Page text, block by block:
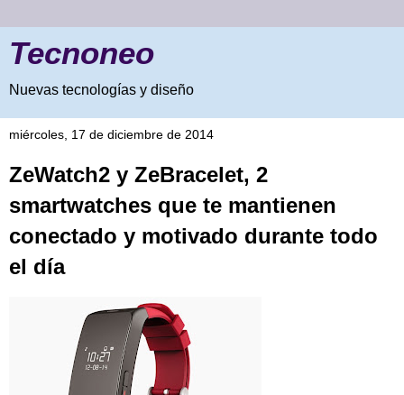
Tecnoneo
Nuevas tecnologías y diseño
miércoles, 17 de diciembre de 2014
ZeWatch2 y ZeBracelet, 2
smartwatches que te mantienen
conectado y motivado durante todo
el día